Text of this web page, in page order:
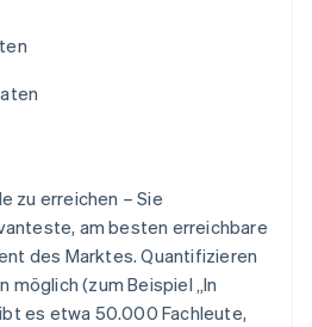
zu erreichen – Sie
am besten erreichbare
des Marktes. Quantifizieren
möglich (zum Beispiel „In
es etwa 50.000 Fachleute,